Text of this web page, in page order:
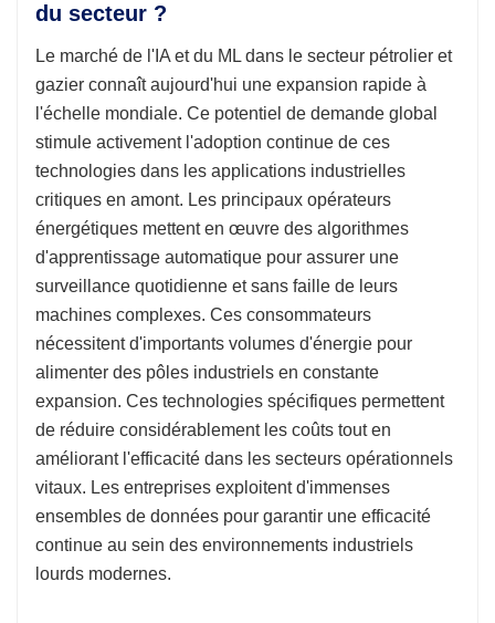
du secteur ?
Le marché de l'IA et du ML dans le secteur pétrolier et
gazier connaît aujourd'hui une expansion rapide à
l'échelle mondiale. Ce potentiel de demande global
stimule activement l'adoption continue de ces
technologies dans les applications industrielles
critiques en amont. Les principaux opérateurs
énergétiques mettent en œuvre des algorithmes
d'apprentissage automatique pour assurer une
surveillance quotidienne et sans faille de leurs
machines complexes. Ces consommateurs
nécessitent d'importants volumes d'énergie pour
alimenter des pôles industriels en constante
expansion. Ces technologies spécifiques permettent
de réduire considérablement les coûts tout en
améliorant l'efficacité dans les secteurs opérationnels
vitaux. Les entreprises exploitent d'immenses
ensembles de données pour garantir une efficacité
continue au sein des environnements industriels
lourds modernes.